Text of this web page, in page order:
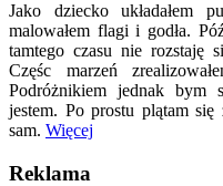
Jako dziecko układałem
malowałem flagi i godła.
tamtego czasu nie rozstaję
Częśc marzeń
Podróżnikiem jednak bym
jestem. Po prostu plątam
sam. Więcej
Reklama